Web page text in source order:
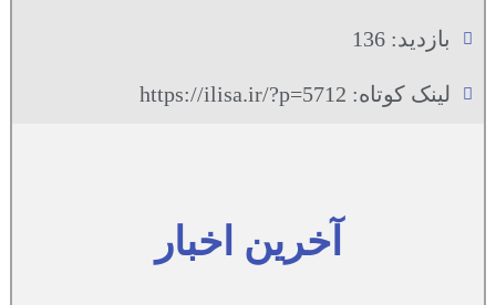
بازدید: 136
لینک کوتاه: https://ilisa.ir/?p=5712
آخرین اخبار